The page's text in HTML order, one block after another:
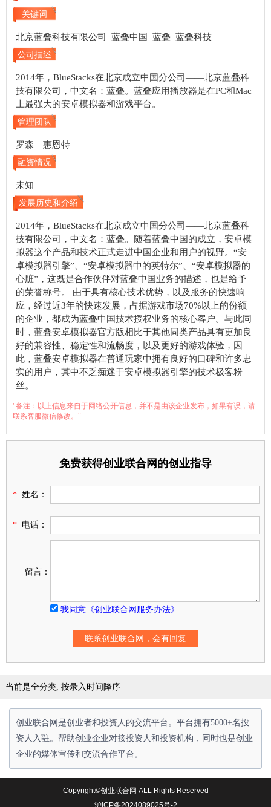
关键词
北京蓝叠科技有限公司_蓝叠中国_蓝叠_蓝叠科技
公司描述
2014年，BlueStacks在北京成立中国分公司——北京蓝叠科
技有限公司，中文名：蓝叠。蓝叠应用播放器是在PC和Mac
上最强大的安卓模拟器和游戏平台。
管理团队
罗森 惠恩特
融资情况
未知
发展历史和介绍
2014年，BlueStacks在北京成立中国分公司——北京蓝叠科
技有限公司，中文名：蓝叠。随着蓝叠中国的成立，安卓模
拟器这个产品和技术正式走进中国企业和用户的视野。“安
卓模拟器引擎”、“安卓模拟器中的英特尔”、“安卓模拟器的
心脏”，这既是合作伙伴对蓝叠中国业务的描述，也是给予
的荣誉称号。 由于具有核心技术优势，以及服务的快速响
应，经过近3年的快速发展，占据游戏市场70%以上的份额
的企业，都成为蓝叠中国技术授权业务的核心客户。与此同
时，蓝叠安卓模拟器官方版相比于其他同类产品具有更加良
好的兼容性、稳定性和流畅度，以及更好的游戏体验，因
此，蓝叠安卓模拟器在普通玩家中拥有良好的口碑和许多忠
实的用户，其中不乏痴迷于安卓模拟器引擎的技术极客粉
丝。
"备注：以上信息来自于网络公开信息，并不是由该企业发布，如果有误，请
联系客服微信修改。"
免费获得创业联合网的创业指导
* 姓名：
* 电话：
留言：
我同意《创业联合网服务办法》
当前是全分类, 按录入时间降序
创业联合网是创业者和投资人的交流平台。平台拥有5000+名投
资人入驻。帮助创业企业对接投资人和投资机构，同时也是创业
企业的媒体宣传和交流合作平台。
Copyright©创业联合网 ALL Rights Reserved
沪ICP备2024089025号-2